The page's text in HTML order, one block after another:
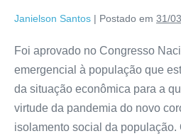
Janielson Santos | Postado em 31/
Foi aprovado no Congresso
emergencial à população que
da situação econômica para a
virtude da pandemia do novo
isolamento social da população.